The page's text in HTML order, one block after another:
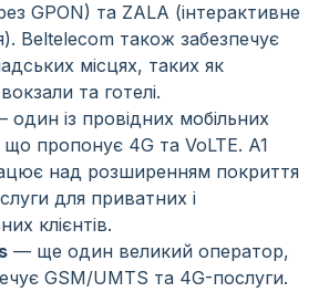
GPON) та ZALA (інтерактивне
Beltelecom також забезпечує
місцях, таких як
та готелі.
один із провідних мобільних
що пропонує 4G та VoLTE. A1
над розширенням покриття
для приватних і
клієнтів.
— ще один великий оператор,
GSM/UMTS та 4G-послуги.